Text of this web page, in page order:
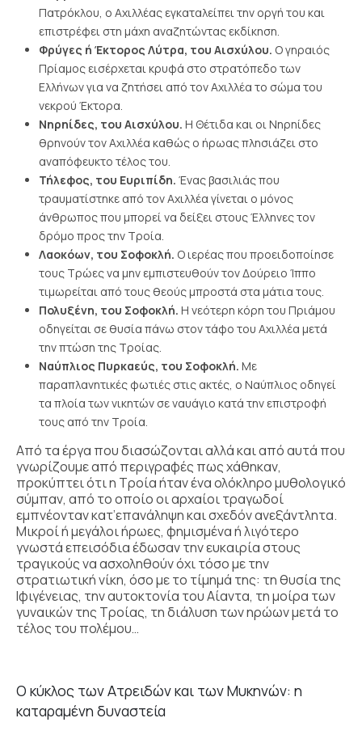
Πατρόκλου, ο Αχιλλέας εγκαταλείπει την οργή του και
επιστρέφει στη μάχη αναζητώντας εκδίκηση.
Φρύγες ή Έκτορος Λύτρα, του Αισχύλου. Ο γηραιός
Πρίαμος εισέρχεται κρυφά στο στρατόπεδο των
Ελλήνων για να ζητήσει από τον Αχιλλέα το σώμα του
νεκρού Έκτορα.
Νηρηίδες, του Αισχύλου. Η Θέτιδα και οι Νηρηίδες
θρηνούν τον Αχιλλέα καθώς ο ήρωας πλησιάζει στο
αναπόφευκτο τέλος του.
Τήλεφος, του Ευριπίδη. Ένας βασιλιάς που
τραυματίστηκε από τον Αχιλλέα γίνεται ο μόνος
άνθρωπος που μπορεί να δείξει στους Έλληνες τον
δρόμο προς την Τροία.
Λαοκόων, του Σοφοκλή. Ο ιερέας που προειδοποίησε
τους Τρώες να μην εμπιστευθούν τον Δούρειο Ίππο
τιμωρείται από τους θεούς μπροστά στα μάτια τους.
Πολυξένη, του Σοφοκλή. Η νεότερη κόρη του Πριάμου
οδηγείται σε θυσία πάνω στον τάφο του Αχιλλέα μετά
την πτώση της Τροίας.
Ναύπλιος Πυρκαεύς, του Σοφοκλή. Με
παραπλανητικές φωτιές στις ακτές, ο Ναύπλιος οδηγεί
τα πλοία των νικητών σε ναυάγιο κατά την επιστροφή
τους από την Τροία.
Από τα έργα που διασώζονται αλλά και από αυτά που
γνωρίζουμε από περιγραφές πως χάθηκαν,
προκύπτει ότι η Τροία ήταν ένα ολόκληρο μυθολογικό
σύμπαν, από το οποίο οι αρχαίοι τραγωδοί
εμπνέονταν κατ’επανάληψη και σχεδόν ανεξάντλητα.
Μικροί ή μεγάλοι ήρωες, φημισμένα ή λιγότερο
γνωστά επεισόδια έδωσαν την ευκαιρία στους
τραγικούς να ασχοληθούν όχι τόσο με την
στρατιωτική νίκη, όσο με το τίμημά της: τη θυσία της
Ιφιγένειας, την αυτοκτονία του Αίαντα, τη μοίρα των
γυναικών της Τροίας, τη διάλυση των ηρώων μετά το
τέλος του πολέμου…
Ο κύκλος των Ατρειδών και των Μυκηνών: η
καταραμένη δυναστεία